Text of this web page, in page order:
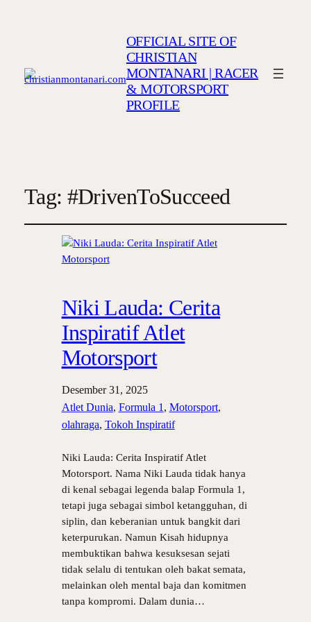
OFFICIAL SITE OF
CHRISTIAN
MONTANARI | RACER
& MOTORSPORT
PROFILE
Tag: #DrivenToSucceed
Niki Lauda: Cerita
Inspiratif Atlet
Motorsport
Desember 31, 2025
Atlet Dunia, Formula 1 , Motorsport
olahraga, Tokoh Inspiratif
Niki Lauda: Cerita Inspiratif Atlet
Motorsport. Nama Niki Lauda tidak hanya
di kenal sebagai legenda balap Formula 1,
tetapi juga sebagai simbol ketangguhan, di
siplin, dan keberanian untuk bangkit dari
keterpurukan. Namun Kisah hidupnya
membuktikan bahwa kesuksesan sejati
tidak selalu di tentukan oleh bakat semata,
melainkan oleh mental baja dan komitmen
tanpa kompromi. Dalam dunia…